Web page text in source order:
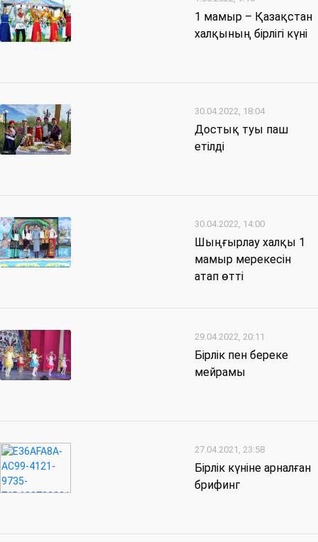
1 мамыр – Қазақстан
халқының бірлігі күні
30.04.2022, 18:04
Достық туы паш
етілді
30.04.2022, 14:00
Шыңғырлау халқы 1
мамыр мерекесін
атап өтті
29.04.2022, 20:11
Бірлік пен береке
мейрамы
27.04.2021, 23:58
Бірлік күніне арналған
брифинг